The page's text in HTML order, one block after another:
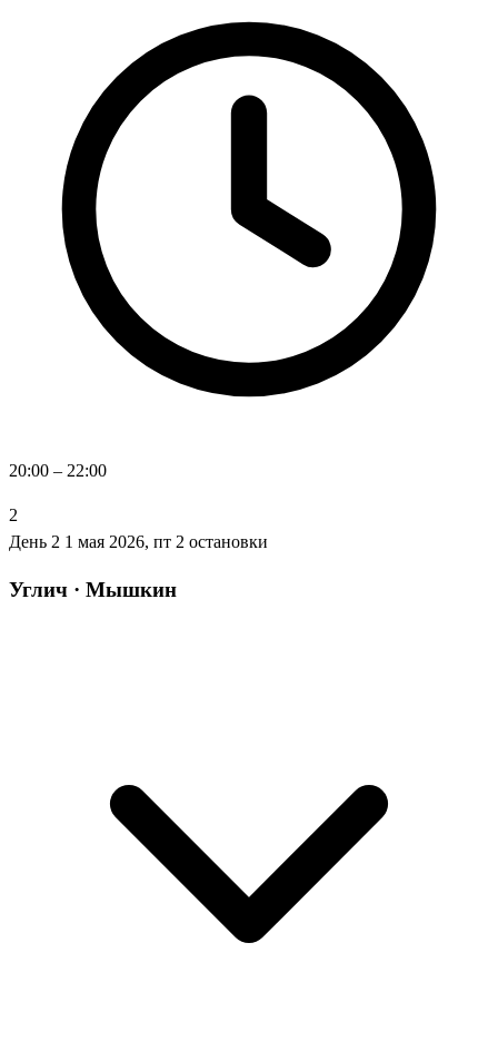
20:00 – 22:00
2
День 2 1 мая 2026, пт 2 остановки
Углич · Мышкин